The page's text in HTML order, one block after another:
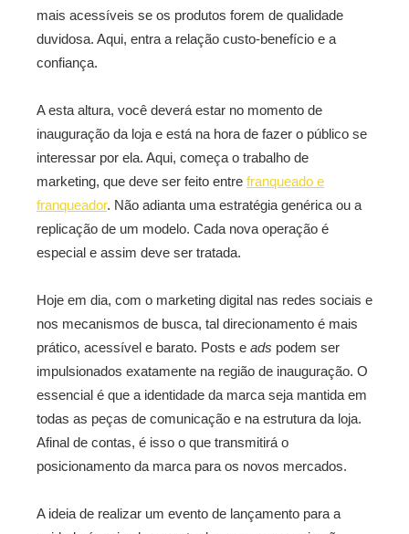
mais acessíveis se os produtos forem de qualidade
duvidosa. Aqui, entra a relação custo-benefício e a
confiança.
A esta altura, você deverá estar no momento de
inauguração da loja e está na hora de fazer o público se
interessar por ela. Aqui, começa o trabalho de
marketing, que deve ser feito entre franqueado e
franqueador. Não adianta uma estratégia genérica ou a
replicação de um modelo. Cada nova operação é
especial e assim deve ser tratada.
Hoje em dia, com o marketing digital nas redes sociais e
nos mecanismos de busca, tal direcionamento é mais
prático, acessível e barato. Posts e ads podem ser
impulsionados exatamente na região de inauguração. O
essencial é que a identidade da marca seja mantida em
todas as peças de comunicação e na estrutura da loja.
Afinal de contas, é isso o que transmitirá o
posicionamento da marca para os novos mercados.
A ideia de realizar um evento de lançamento para a